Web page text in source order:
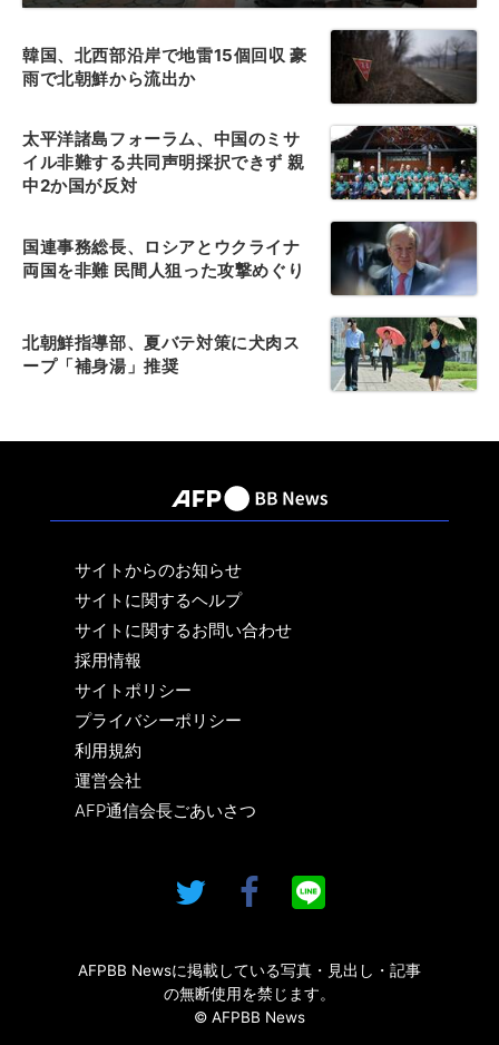
韓国、北西部沿岸で地雷15個回収 豪
雨で北朝鮮から流出か
太平洋諸島フォーラム、中国のミサ
イル非難する共同声明採択できず 親
中2か国が反対
国連事務総長、ロシアとウクライナ
両国を非難 民間人狙った攻撃めぐり
北朝鮮指導部、夏バテ対策に犬肉ス
ープ「補身湯」推奨
サイトからのお知らせ
サイトに関するヘルプ
サイトに関するお問い合わせ
採用情報
サイトポリシー
プライバシーポリシー
利用規約
運営会社
AFP通信会長ごあいさつ
AFPBB Newsに掲載している写真・見出し・記事
の無断使用を禁じます。
© AFPBB News